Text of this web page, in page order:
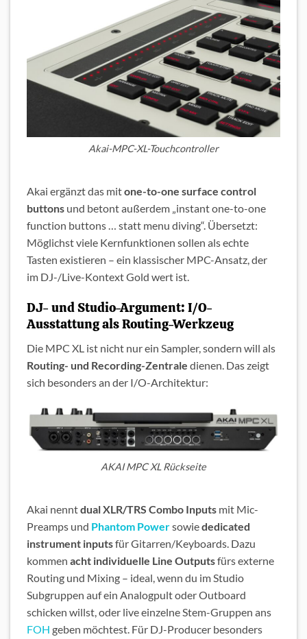
Akai-MPC-XL-Touchcontroller
Akai ergänzt das mitone-to-one surface control
buttons und betont außerdem „instant one-to-one
function buttons … statt menu diving“. Übersetzt:
Möglichst viele Kernfunktionen sollen als echte
Tasten existieren – ein klassischer MPC-Ansatz, der
im DJ-/Live-Kontext Gold wert ist.
DJ- und Studio-Argument: I/O-
Ausstattung als Routing-Werkzeug
Die MPC XL ist nicht nur ein Sampler, sondern will als
Routing- und Recording-Zentrale dienen. Das zeigt
sich besonders an der I/O-Architektur:
AKAI MPC XL Rückseite
Akai nenntdual XLR/TRS Combo Inputs mit Mic-
Preamps und Phantom Powersowiededicated
instrument inputsfür Gitarren/Keyboards. Dazu
kommen acht individuelle Line Outputsfürs externe
Routing und Mixing – ideal, wenn du im Studio
Subgruppen auf ein Analogpult oder Outboard
schicken willst, oder live einzelne Stem-Gruppen ans
FOH geben möchtest. Für DJ-Producer besonders